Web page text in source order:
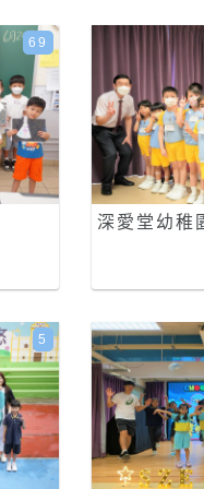
69
深愛堂幼稚
5